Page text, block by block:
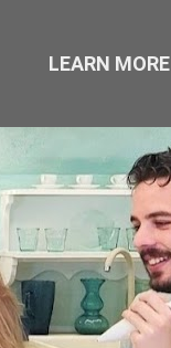
LEARN MORE